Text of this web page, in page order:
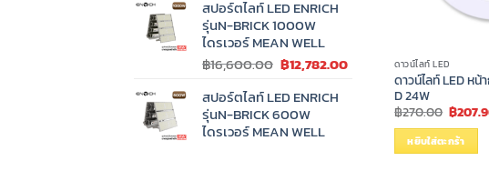
was:
฿8,200.00.
is:
สปอร์ตไลท์ LED ENRICH
รุ่นN-BRICK 1000W
ไดรเวอร์ MEAN WELL
฿16,600.00 Original
was:
฿16,600.00.
฿12,782.00Current
฿12,782.00.
สปอร์ตไลท์ LED ENRICH
รุ่นN-BRICK 600W
ไดรเวอร์ MEAN WELL
ดาวน์ไลท์ LED
ดาวน์ไลท์ LED หน้
D 24W
฿270.00
price
was:
฿
฿
หยิบใส่ตะกร้า